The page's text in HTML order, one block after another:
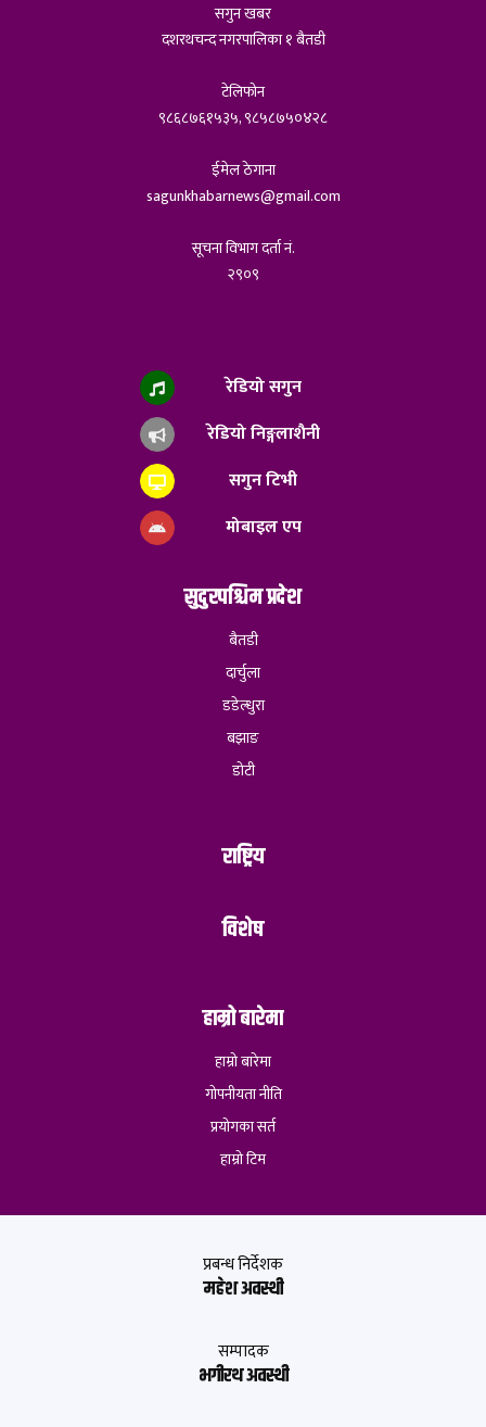
सगुन खबर
दशरथचन्द नगरपालिका १ बैतडी
टेलिफोन
९८६८७६१५३५, ९८५८७५०४२८
ईमेल ठेगाना
sagunkhabarnews@gmail.com
सूचना विभाग दर्ता नं.
२९०९
रेडियो सगुन
रेडियो निङ्गलाशैनी
सगुन टिभी
मोबाइल एप
सुदुरपश्चिम प्रदेश
बैतडी
दार्चुला
डडेल्धुरा
बझाङ
डोटी
राष्ट्रिय
विशेष
हाम्रो बारेमा
हाम्रो बारेमा
गोपनीयता नीति
प्रयोगका सर्त
हाम्रो टिम
प्रबन्ध निर्देशक
महेश अवस्थी
सम्पादक
भगीरथ अवस्थी